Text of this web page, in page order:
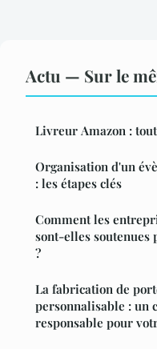
Actu — Sur le
Livreur Amazon :
Organisation d'un
: les étapes clés
Comment les
sont-elles soutenues
?
La fabrication de
personnalisable : un
responsable pour